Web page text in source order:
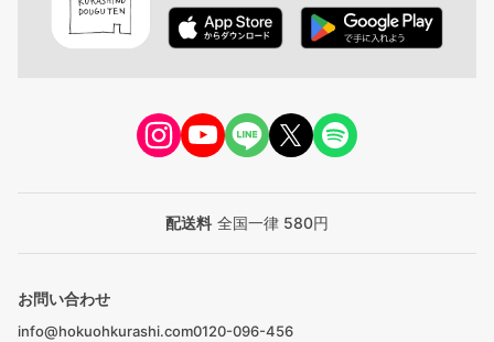
配送料 全国一律 580円
お問い合わせ
info@hokuohkurashi.com0120-096-456